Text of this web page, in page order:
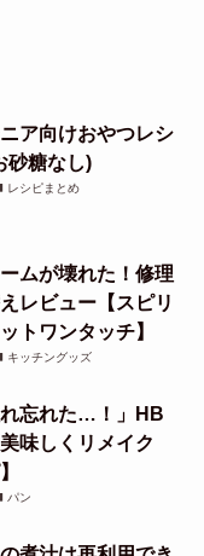
ニア向けおやつレシ
砂糖なし)
レシピまとめ
ムが壊れた！修理
レビュー【スピリ
トワンタッチ】
キッチングッズ
れ忘れた…！」HB
味しくリメイク
パン